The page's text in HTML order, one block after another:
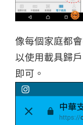
像每個家庭都
以使用載具歸
即可。